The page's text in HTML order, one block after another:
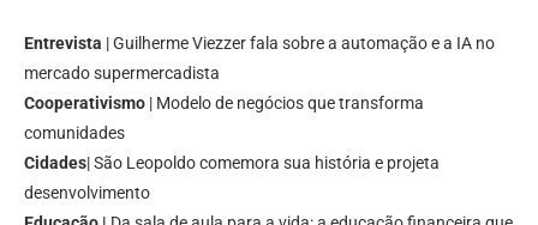
Entrevista | Guilherme Viezzer fala sobre a automação e a IA no
mercado supermercadista
Cooperativismo | Modelo de negócios que transforma
comunidades
Cidades| São Leopoldo comemora sua história e projeta
desenvolvimento